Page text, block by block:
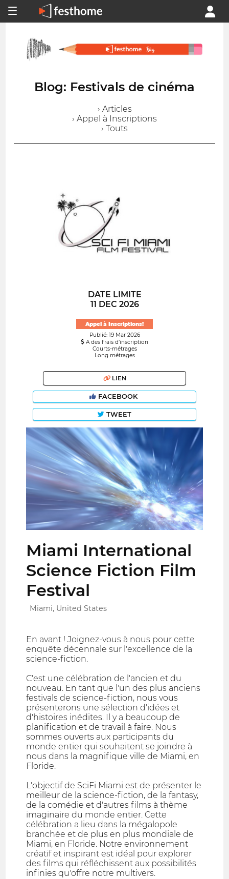
Blog: Festivals de cinéma
› Articles
› Appel à Inscriptions
› Touts
DATE LIMITE
11 DEC 2026
Appel à Inscriptions!
Publié: 19 Mar 2026
A des frais d’inscription
Courts-métrages
Long métrages
LIEN
FACEBOOK
TWEET
Miami International
Science Fiction Film
Festival
Miami, United States
En avant ! Joignez-vous à nous pour cette
enquête décennale sur l'excellence de la
science-fiction.
C'est une célébration de l'ancien et du
nouveau. En tant que l'un des plus anciens
festivals de science-fiction, nous vous
présenterons une sélection d'idées et
d'histoires inédites. Il y a beaucoup de
planification et de travail à faire. Nous
sommes ouverts aux participants du
monde entier qui souhaitent se joindre à
nous dans la magnifique ville de Miami, en
Floride.
L'objectif de SciFi Miami est de présenter le
meilleur de la science-fiction, de la fantasy,
de la comédie et d'autres films à thème
imaginaire du monde entier. Cette
célébration a lieu dans la mégalopole
branchée et de plus en plus mondiale de
Miami, en Floride. Notre environnement
créatif et inspirant est idéal pour explorer
des films qui réfléchissent aux possibilités
infinies qu'offre notre multivers.